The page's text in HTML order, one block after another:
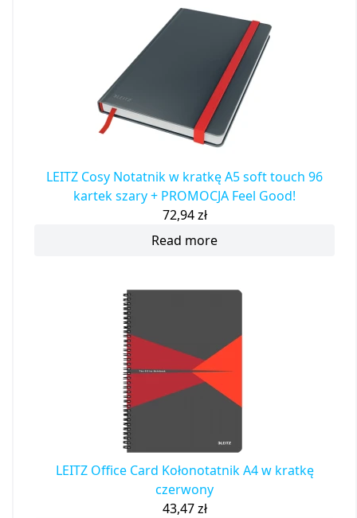
LEITZ Cosy Notatnik w kratkę A5 soft touch 96
kartek szary + PROMOCJA Feel Good!
72,94zł
Read more
LEITZ Office Card Kołonotatnik A4 w kratkę
czerwony
43,47zł